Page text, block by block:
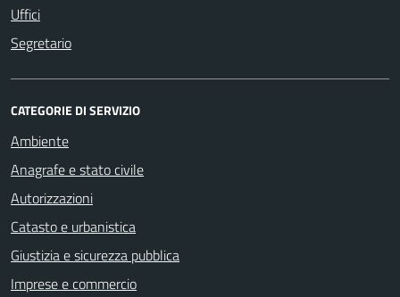
Uffici
Segretario
CATEGORIE DI SERVIZIO
Ambiente
Anagrafe e stato civile
Autorizzazioni
Catasto e urbanistica
Giustizia e sicurezza pubblica
Imprese e commercio